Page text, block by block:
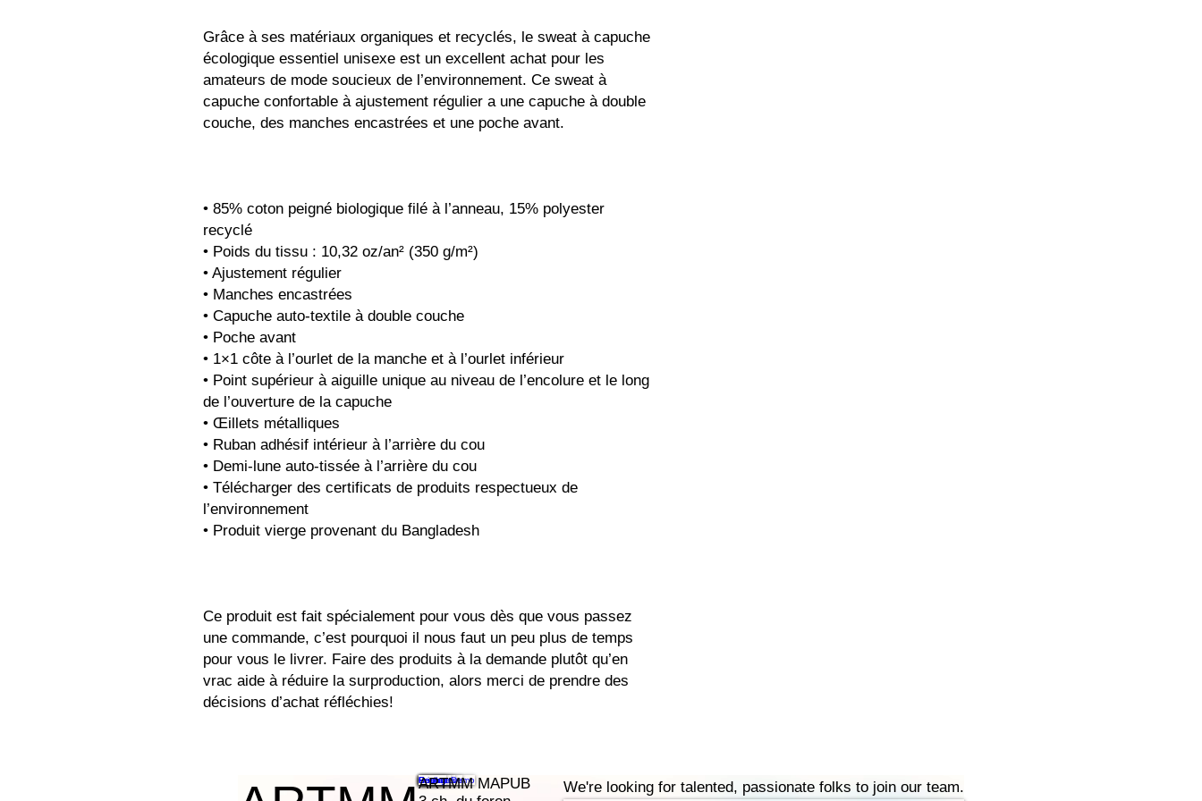
Grâce à ses matériaux organiques et recyclés, le sweat à capuche
écologique essentiel unisexe est un excellent achat pour les
amateurs de mode soucieux de l’environnement. Ce sweat à
capuche confortable à ajustement régulier a une capuche à double
couche, des manches encastrées et une poche avant.
• 85% coton peigné biologique filé à l’anneau, 15% polyester
recyclé
• Poids du tissu : 10,32 oz/an² (350 g/m²)
• Ajustement régulier
• Manches encastrées
• Capuche auto-textile à double couche
• Poche avant
• 1×1 côte à l’ourlet de la manche et à l’ourlet inférieur
• Point supérieur à aiguille unique au niveau de l’encolure et le long
de l’ouverture de la capuche
• Œillets métalliques
• Ruban adhésif intérieur à l’arrière du cou
• Demi-lune auto-tissée à l’arrière du cou
• Télécharger des certificats de produits respectueux de
l’environnement
• Produit vierge provenant du Bangladesh
Ce produit est fait spécialement pour vous dès que vous passez
une commande, c’est pourquoi il nous faut un peu plus de temps
pour vous le livrer. Faire des produits à la demande plutôt qu’en
vrac aide à réduire la surproduction, alors merci de prendre des
décisions d’achat réfléchies!
Features
Pricing
Resources
Contact
Book a Demo
ARTMM MAPUB
We're looking for talented, passionate folks to join our team.